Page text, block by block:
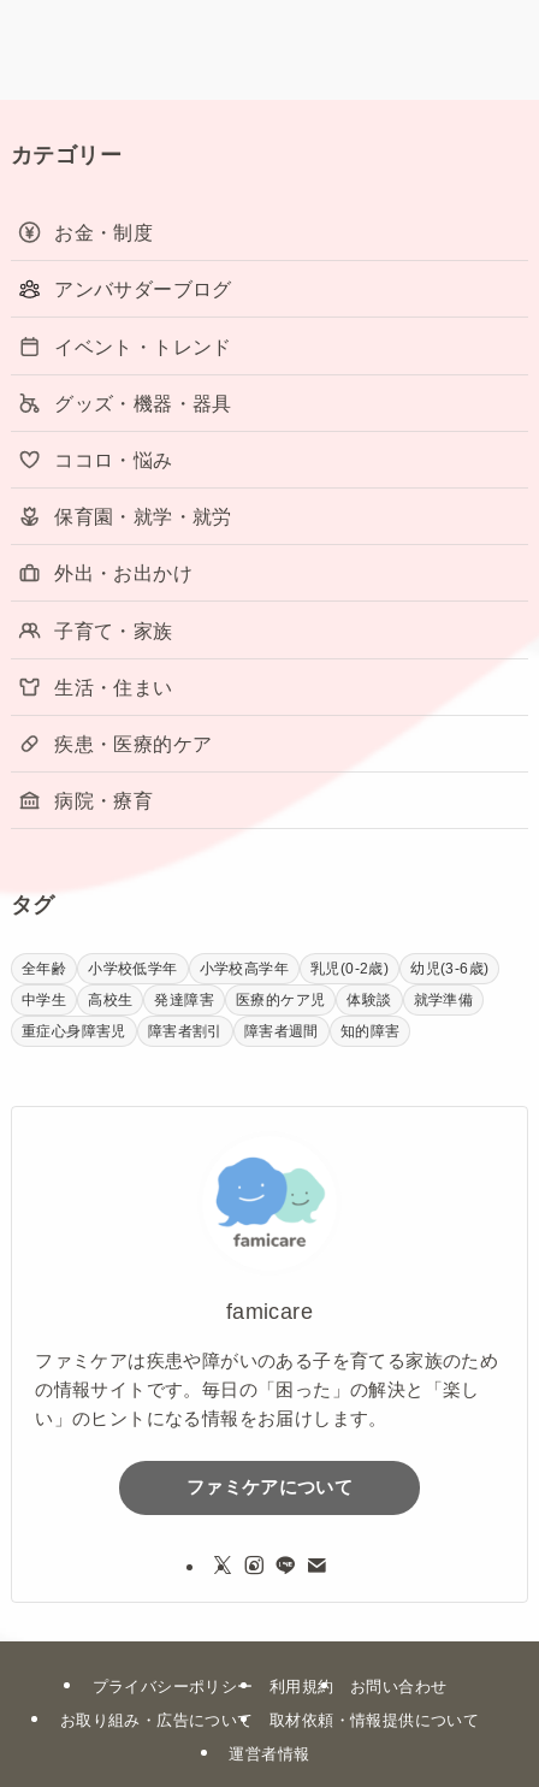
カテゴリー
お金・制度
アンバサダーブログ
イベント・トレンド
グッズ・機器・器具
ココロ・悩み
保育園・就学・就労
外出・お出かけ
子育て・家族
生活・住まい
疾患・医療的ケア
病院・療育
タグ
全年齢 小学校低学年 小学校高学年 乳児(0-2歳)
幼児(3-6歳)
中学生
高校生 発達障害 医療的ケア児 体験談
就学準備
重症心身障害児
障害者割引 障害者週間 知的障害
famicare
ファミケアは疾患や障がいのある子を育てる家族のため
の情報サイトです。毎日の「困った」の解決と「楽し
い」のヒントになる情報をお届けします。
ファミケアについて
プライバシーポリシー 利用規約
お問い合わせ
お取り組み・広告について
取材依頼・情報提供について
運営者情報